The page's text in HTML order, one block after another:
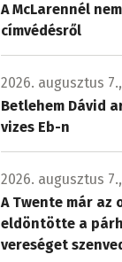
A McLarennél
címvédésről
2026. augusztus
Betlehem Dávid
vizes Eb-n
2026. augusztus
A Twente már az
eldöntötte a
vereséget